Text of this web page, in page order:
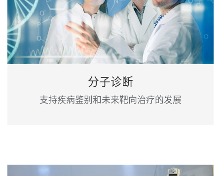
分子诊断
支持疾病鉴别和未来靶向治疗的发展